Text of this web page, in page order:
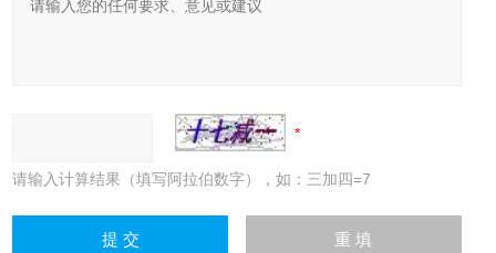
请输入计算结果（填写阿拉伯数字），如：三加四=7